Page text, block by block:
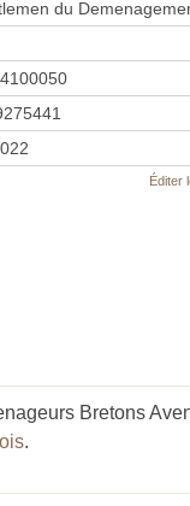
du
Éditer
Bretons
.